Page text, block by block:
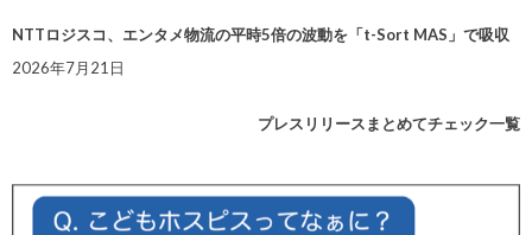
NTTロジスコ、エンタメ物流の平時5倍の波動を「t-Sort MAS」で吸収
2026年7月21日
プレスリリースまとめてチェック一覧